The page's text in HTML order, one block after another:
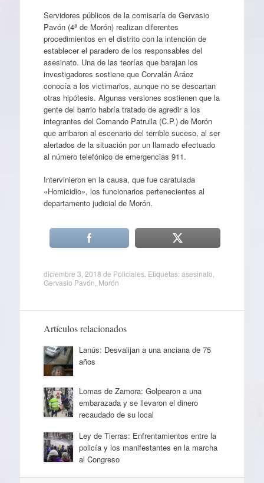
Servidores públicos de la comisaría de Gervasio
Pavón (4ª de Morón) realizan diferentes
procedimientos en el distrito con la intención de
establecer el paradero de los responsables del
asesinato. Una de las teorías que barajan los
investigadores sostiene que Corvalán Aráoz
conocía a los victimarios, aunque no se descartan
otras hipótesis. Algunas versiones sostienen que la
gente del barrio habría tratado de agredir a los
integrantes del Comando Patrulla (C.P.) de Morón
que arribaron al escenario del terrible suceso, al ser
alertados de la situación por un llamado efectuado
al número telefónico de emergencias 911.
Intervinieron en la causa, que fue caratulada
«Homicidio», los funcionarios pertenecientes al
departamento judicial de Morón.
diciembre 3, 2018 de Policiales. Etiquetas:asesinato
Gervasio Pavón Morón
Artículos relacionados
Lanús: Desvalijan a una anciana de 75
años
Lomas de Zamora: Golpearon a una
embarazada y se llevaron el dinero
recaudado de su local
Ley de Tierras: Enfrentamientos entre la
policía y los manifestantes en la marcha
al Congreso